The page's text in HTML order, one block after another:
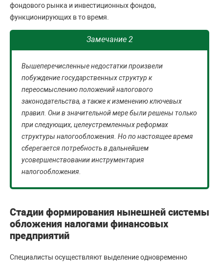
фондового рынка и инвестиционных фондов,
функционирующих в то время.
Замечание 2
Вышеперечисленные недостатки произвели
побуждение государственных структур к
переосмыслению положений налогового
законодательства, а также к изменению ключевых
правил. Они в значительной мере были решены только
при следующих, целеустремленных реформах
структуры налогообложения. Но по настоящее время
сберегается потребность в дальнейшем
усовершенствовании инструментария
налогообложения.
Стадии формирования нынешней системы
обложения налогами финансовых
предприятий
Специалисты осуществляют выделение одновременно